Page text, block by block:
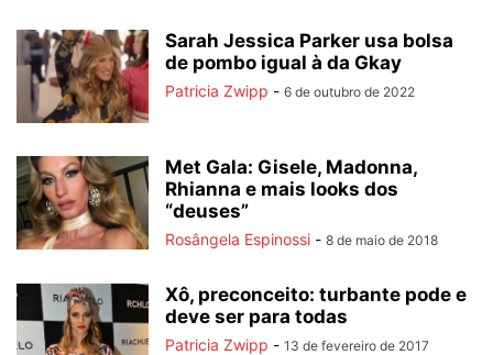
Sarah Jessica Parker usa bolsa
de pombo igual à da Gkay
Patricia Zwipp - 6 de outubro de 2022
Met Gala: Gisele, Madonna,
Rhianna e mais looks dos
“deuses”
Rosângela Espinossi - 8 de maio de 2018
Xô, preconceito: turbante pode e
deve ser para todas
Patricia Zwipp - 13 de fevereiro de 2017